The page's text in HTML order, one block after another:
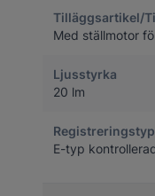
Tilläggsartikel/
Med ställmotor
Ljusstyrka
20 lm
Registreringstyp
E-typ